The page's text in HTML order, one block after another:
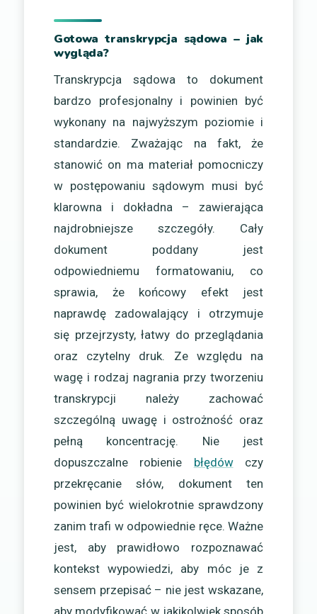
Gotowa transkrypcja sądowa – jak
wygląda?
Transkrypcja sądowa to dokument
bardzo profesjonalny i powinien być
wykonany na najwyższym poziomie i
standardzie. Zważając na fakt, że
stanowić on ma materiał pomocniczy
w postępowaniu sądowym musi być
klarowna i dokładna – zawierająca
najdrobniejsze szczegóły. Cały
dokument poddany jest
odpowiedniemu formatowaniu, co
sprawia, że końcowy efekt jest
naprawdę zadowalający i otrzymuje
się przejrzysty, łatwy do przeglądania
oraz czytelny druk. Ze względu na
wagę i rodzaj nagrania przy tworzeniu
transkrypcji należy zachować
szczególną uwagę i ostrożność oraz
pełną koncentrację. Nie jest
dopuszczalne robienie błędówczy
przekręcanie słów, dokument ten
powinien być wielokrotnie sprawdzony
zanim trafi w odpowiednie ręce. Ważne
jest, aby prawidłowo rozpoznawać
kontekst wypowiedzi, aby móc je z
sensem przepisać – nie jest wskazane,
aby modyfikować w jakikolwiek sposób